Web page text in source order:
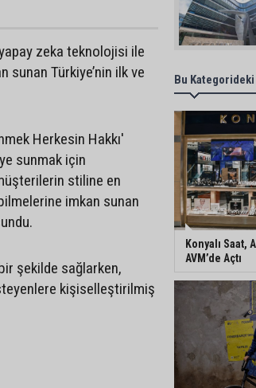
zeka teknolojisi ile
Türkiye’nin ilk ve
Herkesin Hakkı'
sunmak için
stiline en
imkan sunan
şekilde sağlarken,
kişiselleştirilmiş
Bu
Konyalı Saat,
AVM’de Açtı